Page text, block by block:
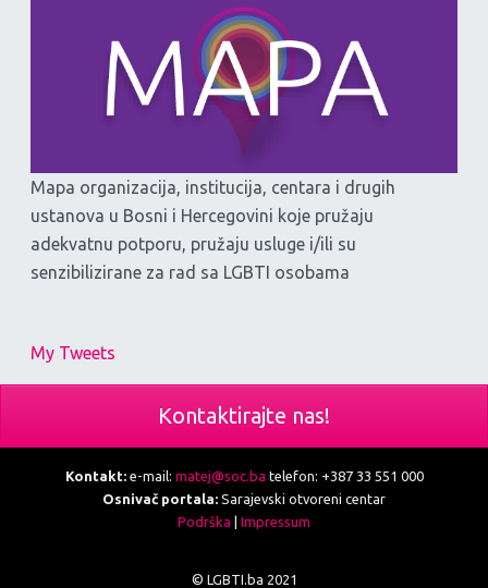
Mapa organizacija, institucija, centara i drugih
ustanova u Bosni i Hercegovini koje pružaju
adekvatnu potporu, pružaju usluge i/ili su
senzibilizirane za rad sa LGBTI osobama
My Tweets
Kontaktirajte nas!
Kontakt:e-mail: matej@soc.ba telefon: +387 33 551 000
Osnivač portala: Sarajevski otvoreni centar
Podrška
Impressum
© LGBTI.ba 2021